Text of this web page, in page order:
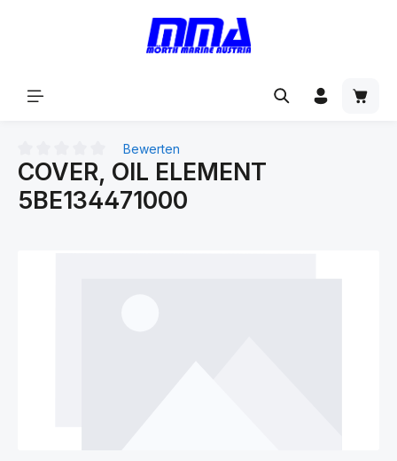
Durchschnittliche Bewertung von 0 von 5 Sternen
Bewerten
COVER, OIL ELEMENT
5BE134471000